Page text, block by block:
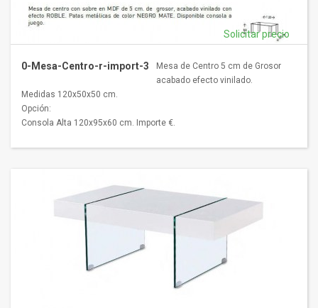
0-Mesa-Centro-r-import-3
Solicitar precio
Mesa de Centro 5 cm de Grosor
acabado efecto vinilado.
Medidas 120x50x50 cm.
Opción:
Consola Alta 120x95x60 cm. Importe €.